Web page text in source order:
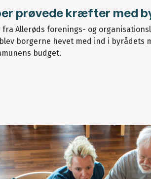
prøvede kræfter med
Allerøds forenings- og
borgerne hevet med ind i
budget.